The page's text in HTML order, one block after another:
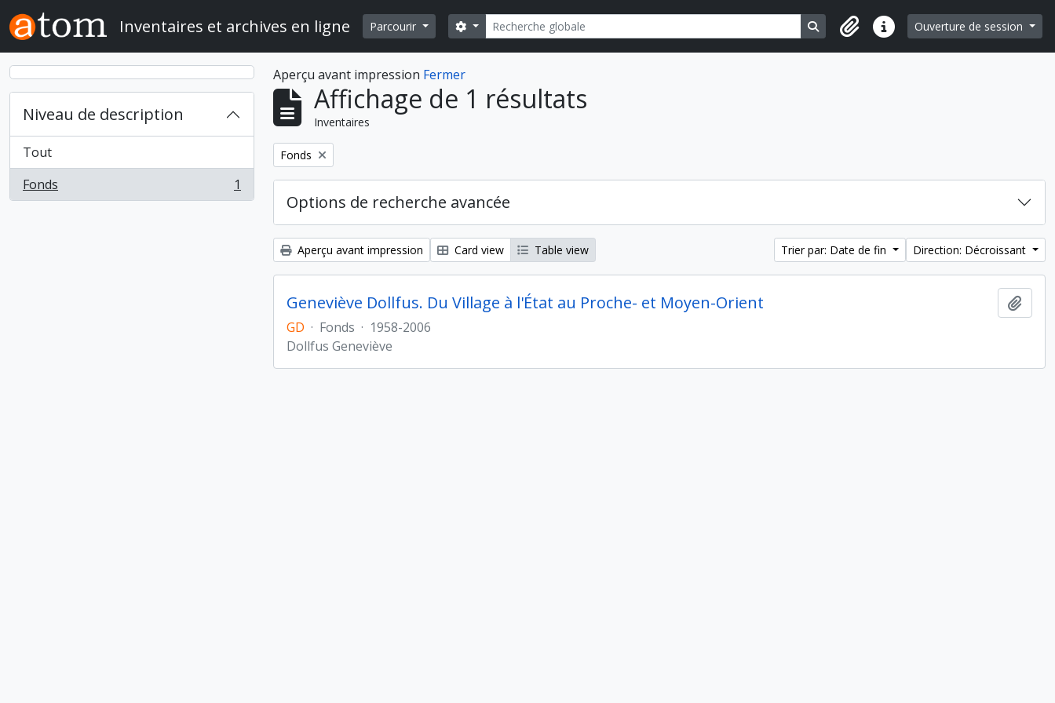
Skip to main content
Inventaires et archives en ligne Parcourir Rechercher
Search options Search in browse page
Liens rapidesOuverture de session
Niveau de description
Tout
Fonds
, 1 résultats 1
Aperçu avant impression Fermer
Affichage de 1 résultats
Inventaires
Remove filter:
Fonds
Options de recherche avancée
Aperçu avant impression Card view Table view Trier par: Date de fin Direction: Décroissant
Geneviève Dollfus. Du Village à l'État au Proche- et Moyen-Orient
GD · Fonds · 1958-2006
Dollfus Geneviève